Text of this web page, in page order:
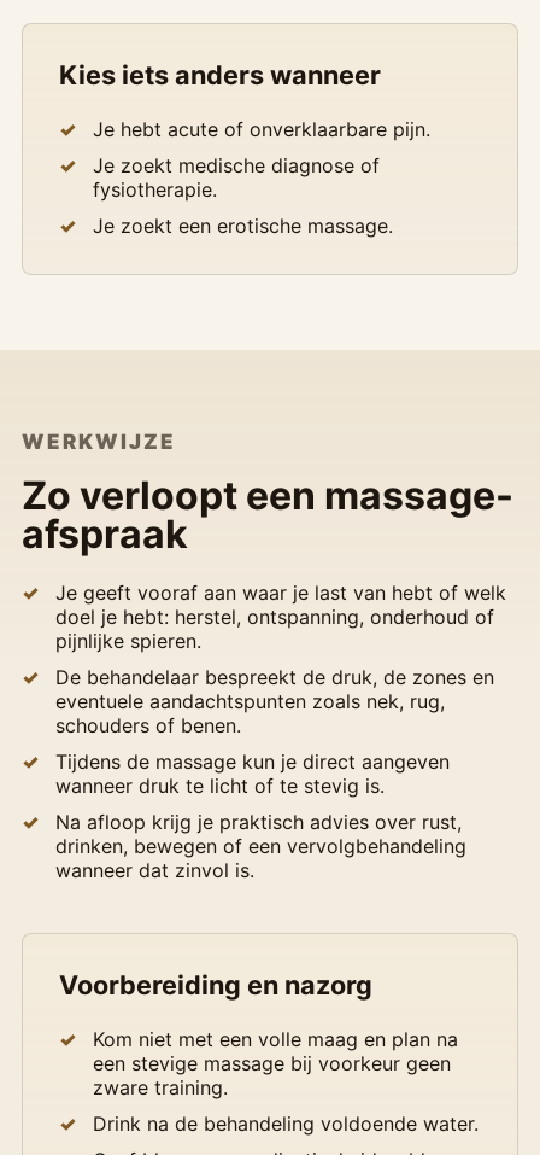
Kies iets anders wanneer
Je hebt acute of onverklaarbare pijn.
Je zoekt medische diagnose of
fysiotherapie.
Je zoekt een erotische massage.
WERKWIJZE
Zo verloopt een massage-
afspraak
Je geeft vooraf aan waar je last van hebt of welk
doel je hebt: herstel, ontspanning, onderhoud of
pijnlijke spieren.
De behandelaar bespreekt de druk, de zones en
eventuele aandachtspunten zoals nek, rug,
schouders of benen.
Tijdens de massage kun je direct aangeven
wanneer druk te licht of te stevig is.
Na afloop krijg je praktisch advies over rust,
drinken, bewegen of een vervolgbehandeling
wanneer dat zinvol is.
Voorbereiding en nazorg
Kom niet met een volle maag en plan na
een stevige massage bij voorkeur geen
zware training.
Drink na de behandeling voldoende water.